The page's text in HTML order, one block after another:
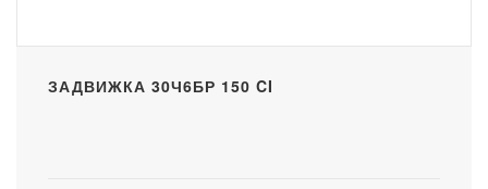
ЗАДВИЖКА 30Ч6БР 150 CI